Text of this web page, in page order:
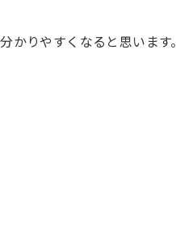
りやすくなると思います。